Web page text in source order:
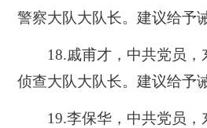
警察大队大队长。建议给予
18.戚甫才，中共党员，
侦查大队大队长。建议给予
19.李保华，中共党员，